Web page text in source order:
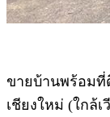
ขายบ้านพร้อมที่
เชียงใหม่ (ใกล้เ